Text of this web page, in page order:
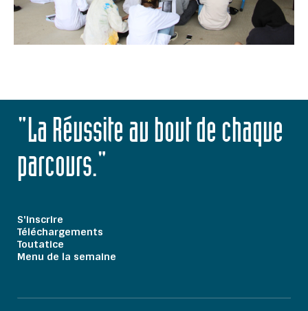
"La Réussite au bout de chaque
parcours."
S'inscrire
Téléchargements
Toutatice
Menu de la semaine